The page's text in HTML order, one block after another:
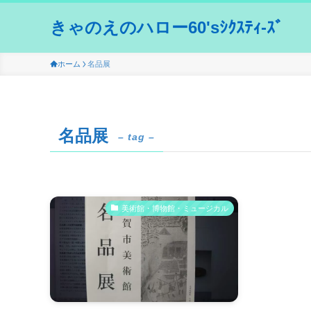
きゃのえのハロー60'sｼｸｽﾃｨ-ｽﾞ
ホーム 名品展
名品展 – tag –
美術館・博物館・ミュージカル